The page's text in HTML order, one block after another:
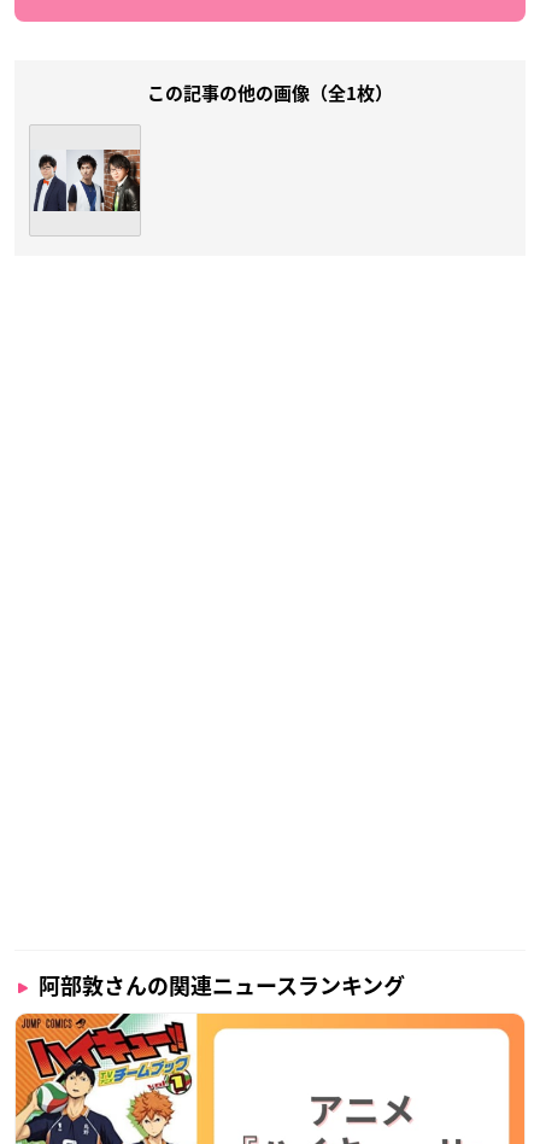
この記事の他の画像（全1枚）
阿部敦さんの関連ニュースランキング